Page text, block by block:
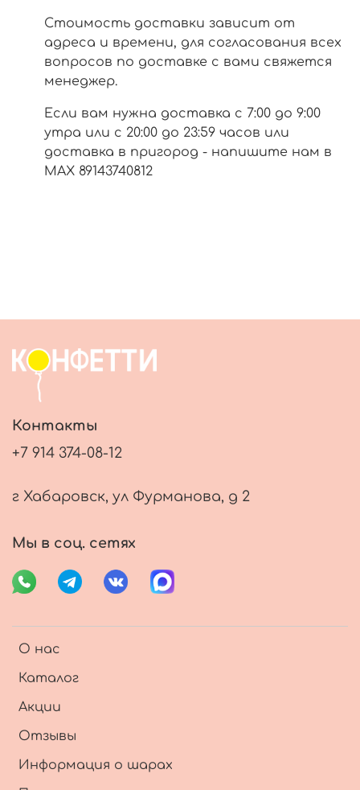
Стоимость доставки зависит от
адреса и времени, для согласования всех
вопросов по доставке с вами свяжется
менеджер.
Если вам нужна доставка с 7:00 до 9:00
утра или с 20:00 до 23:59 часов или
доставка в пригород - напишите нам в
МАХ 89143740812
О нас
Каталог
Акции
Отзывы
Информация о шарах
Контакты
+7 914 374-08-12
г Хабаровск, ул Фурманова, д 2
Мы в соц. сетях